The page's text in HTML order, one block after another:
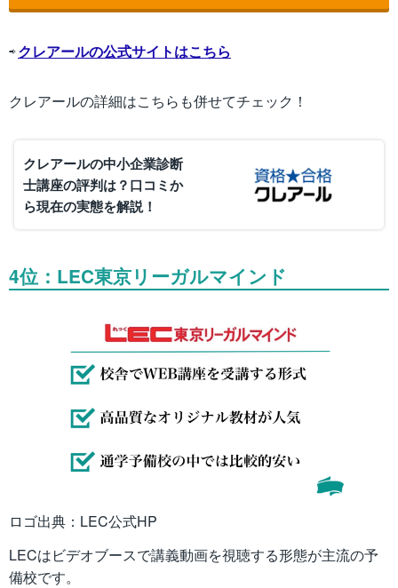
⇨クレアールの公式サイトはこちら
クレアールの詳細はこちらも併せてチェック！
クレアールの中小企業診断
士講座の評判は？口コミか
ら現在の実態を解説！
4位：LEC東京リーガルマインド
ロゴ出典：LEC公式HP
LECはビデオブースで講義動画を視聴する形態が主流の予
備校です。